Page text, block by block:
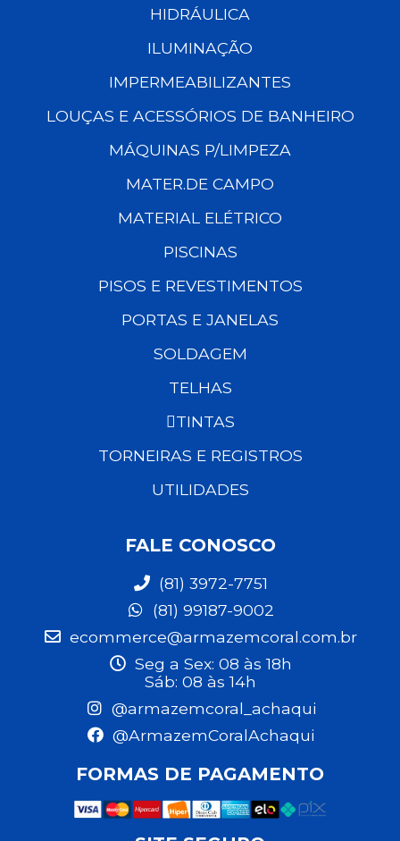
HIDRÁULICA
ILUMINAÇÃO
IMPERMEABILIZANTES
LOUÇAS E ACESSÓRIOS DE BANHEIRO
MÁQUINAS P/LIMPEZA
MATER.DE CAMPO
MATERIAL ELÉTRICO
PISCINAS
PISOS E REVESTIMENTOS
PORTAS E JANELAS
SOLDAGEM
TELHAS
TINTAS
TORNEIRAS E REGISTROS
UTILIDADES
FALE CONOSCO
(81) 3972-7751
(81) 99187-9002
ecommerce@armazemcoral.com.br
Seg a Sex: 08 às 18h
Sáb: 08 às 14h
@armazemcoral_achaqui
@ArmazemCoralAchaqui
FORMAS DE PAGAMENTO